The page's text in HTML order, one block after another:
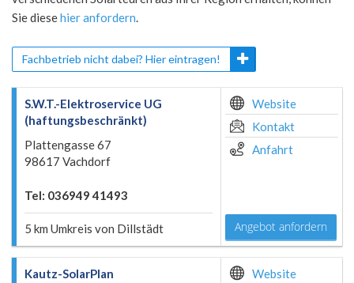
Sie diesehier anfordern.
Fachbetrieb nicht dabei? Hier eintragen!
S.W.T.-Elektroservice UG
(haftungsbeschränkt)
Plattengasse 67
98617 Vachdorf
Tel: 036949 41493
5 km Umkreis von Dillstädt
Website
Kontakt
Anfahrt
Angebot anfordern
Kautz-SolarPlan
Website